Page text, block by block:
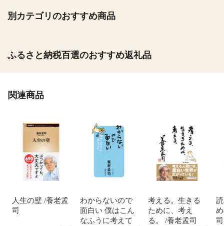
別カテゴリのおすすめ商品
ふるさと納税百選のおすすめ返礼品
関連商品
人生の壁 /養老孟
司
わからないので
面白い 僕はこん
なふうに考えて
考える。生きる
ために、考え
る。 /養老孟司
司